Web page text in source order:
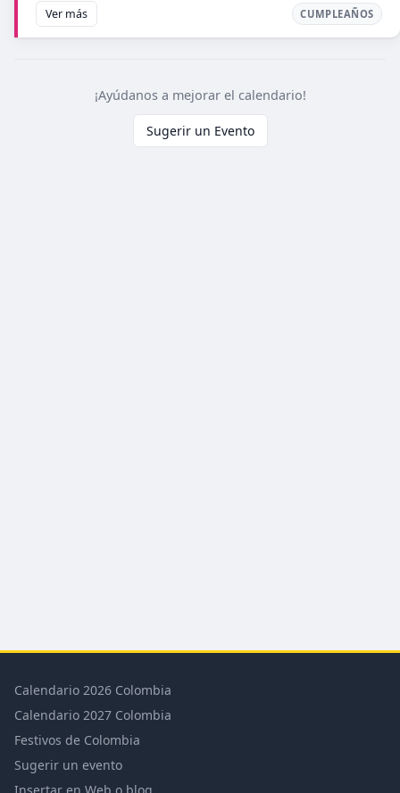
Ver más CUMPLEAÑOS
¡Ayúdanos a mejorar el calendario!
Sugerir un Evento
Calendario 2026 Colombia
Calendario 2027 Colombia
Festivos de Colombia
Sugerir un evento